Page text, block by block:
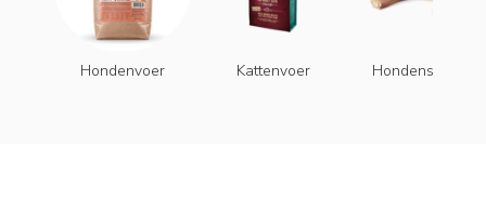
Hondenvoer Kattenvoer Hondensnacks